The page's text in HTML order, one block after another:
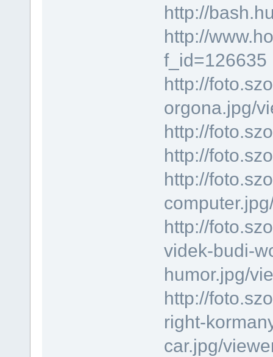
http://
http://
f_id=126635
http://
orgona.jpg/
http://
http://
http://
http://
videk-budi-
humor.jpg/
http://
right-
car.jpg/